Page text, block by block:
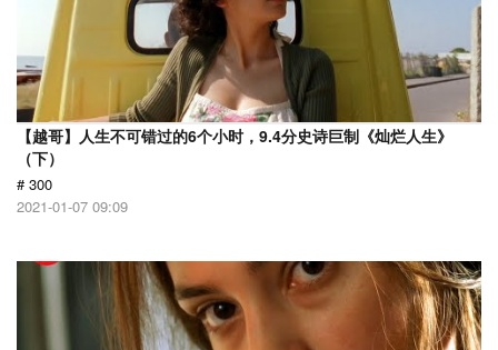
【越哥】人生不可错过的6个小时，9.4分史诗巨制《灿烂人生》
（下）
# 300
2021-01-07 09:09